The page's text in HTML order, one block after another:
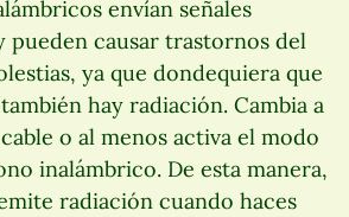
envían señales
pueden causar trastornos del
ya que dondequiera que
hay radiación. Cambia a
o al menos activa el modo
inalámbrico. De esta manera,
radiación cuando haces